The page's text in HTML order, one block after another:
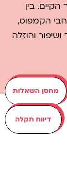
בין
הקמפוס,
והוזלה
מחסן השאלות​
דיווח תקלה​